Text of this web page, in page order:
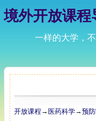
境外开放课程
一样的大学，
开放课程→ 医药科学→预